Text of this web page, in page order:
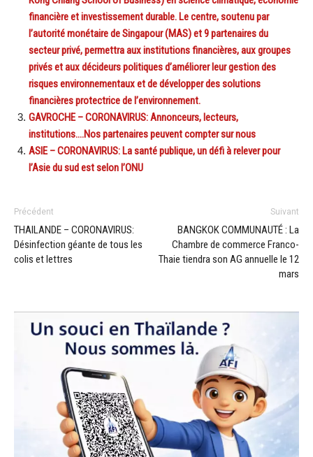
financière et investissement durable. Le centre, soutenu par
l’autorité monétaire de Singapour (MAS) et 9 partenaires du
secteur privé, permettra aux institutions financières, aux groupes
privés et aux décideurs politiques d’améliorer leur gestion des
risques environnementaux et de développer des solutions
financières protectrice de l’environnement.
GAVROCHE – CORONAVIRUS: Annonceurs, lecteurs,
institutions….Nos partenaires peuvent compter sur nous
ASIE – CORONAVIRUS: La santé publique, un défi à relever pour
l’Asie du sud est selon l’ONU
Précédent
THAILANDE – CORONAVIRUS:
Désinfection géante de tous les
colis et lettres
Suivant
BANGKOK COMMUNAUTÉ : La
Chambre de commerce Franco-
Thaie tiendra son AG annuelle le 12
mars